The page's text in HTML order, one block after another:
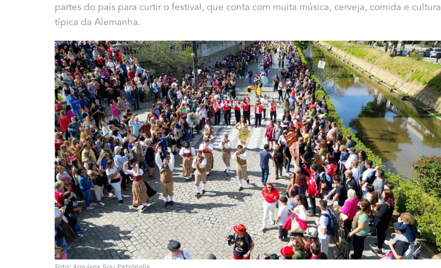
partes do país para curtir o festival, que conta com muita música, cerveja, comida e cultura
típica da Alemanha.